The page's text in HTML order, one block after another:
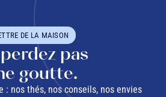
DE LA MAISON
pas
goutte.
: nos thés, nos conseils, nos envies